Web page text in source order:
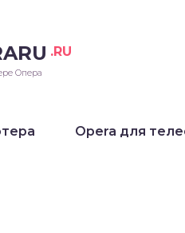
.RU
Опера
Opera для